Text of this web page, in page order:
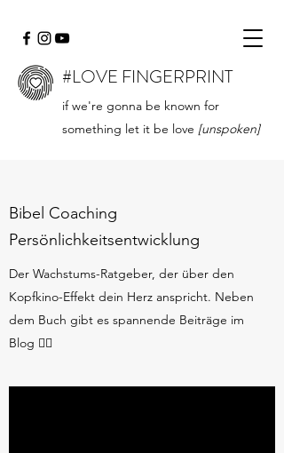
#LOVE FINGERPRINT
if we're gonna be known for
something let it be love [unspoken]
Bibel Coaching
Persönlichkeitsentwicklung
Der Wachstums-Ratgeber, der über den
Kopfkino-Effekt dein Herz anspricht. Neben
dem Buch gibt es spannende Beiträge im
Blog 👇🏻